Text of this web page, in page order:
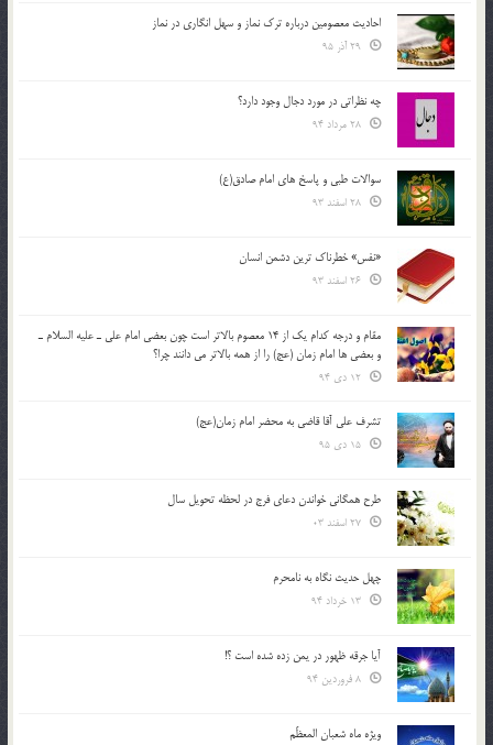
احادیث معصومین درباره ترک نماز و سهل انگاری در نماز
چه نظراتی در مورد دجال وجود دارد؟
سوالات طبی و پاسخ های امام صادق(ع)
«نفس» خطرناک ترین دشمن انسان
مقام و درجه كدام يك از 14 معصوم بالاتر است چون بعضي امام علي ـ عليه السلام ـ
و بعضي ها امام زمان (عج) را از همه بالاتر مي دانند چرا؟
تشرف علي آقا قاضي به محضر امام زمان(عج)
طرح همگانی خواندن دعای فرج در لحظه تحویل سال
چهل حدیث نگاه به نامحرم
آیا جرقه ظهور در یمن زده شده است ؟!
ویژه ماه شعبان المعظّم